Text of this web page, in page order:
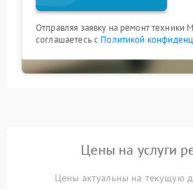
Отправляя заявку на ремонт техники
соглашаетесь с Политикой
Цены на услуги
Цены актуальны на текущую